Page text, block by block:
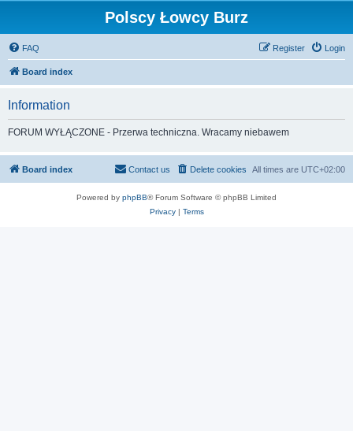
Polscy Łowcy Burz
FAQ Login
Register
Board index
Information
FORUM WYŁĄCZONE - Przerwa techniczna. Wracamy niebawem
Board index All times are UTC+02:00
Delete cookies
Contact us
Powered by phpBB® Forum Software © phpBB Limited
Privacy| Terms